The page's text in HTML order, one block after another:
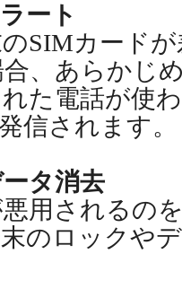
ート
SIMカード
、あらかじ
た電話が使
信されます。
タ消去
用されるの
のロックや